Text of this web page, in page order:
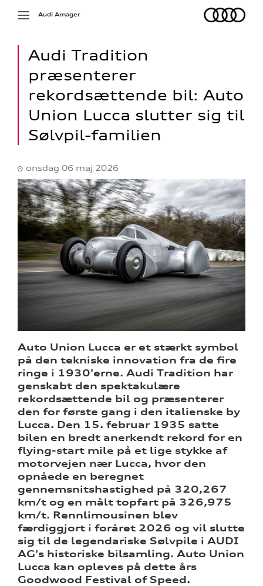
Toggle
Audi
Audi Amager
Audi Tradition
præsenterer
rekordsættende bil: Auto
Union Lucca slutter sig til
Sølvpil-familien
onsdag 06 maj 2026
Auto Union Lucca er et stærkt symbol
på den tekniske innovation fra de fire
ringe i 1930'erne. Audi Tradition har
genskabt den spektakulære
rekordsættende bil og præsenterer
den for første gang i den italienske by
Lucca. Den 15. februar 1935 satte
bilen en bredt anerkendt rekord for en
flying-start mile på et lige stykke af
motorvejen nær Lucca, hvor den
opnåede en beregnet
gennemsnitshastighed på 320,267
km/t og en målt topfart på 326,975
km/t. Rennlimousinen blev
færdiggjort i foråret 2026 og vil slutte
sig til de legendariske Sølvpile i AUDI
AG's historiske bilsamling. Auto Union
Lucca kan opleves på dette års
Goodwood Festival of Speed.